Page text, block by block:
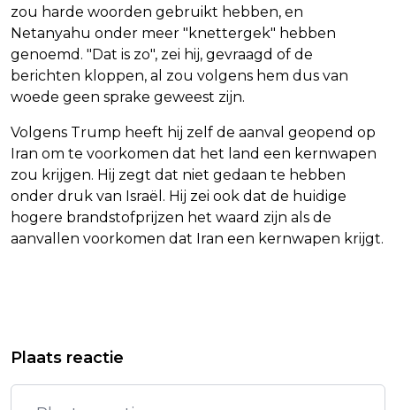
zou harde woorden gebruikt hebben, en
Netanyahu onder meer "knettergek" hebben
genoemd. "Dat is zo", zei hij, gevraagd of de
berichten kloppen, al zou volgens hem dus van
woede geen sprake geweest zijn.
Volgens Trump heeft hij zelf de aanval geopend op
Iran om te voorkomen dat het land een kernwapen
zou krijgen. Hij zegt dat niet gedaan te hebben
onder druk van Israël. Hij zei ook dat de huidige
hogere brandstofprijzen het waard zijn als de
aanvallen voorkomen dat Iran een kernwapen krijgt.
DISCRIMINEERDE MET
FC GRONINGEN NEEMT HERNES
DEFINITIEF OVER VAN NEWCASTLE
Plaats reactie